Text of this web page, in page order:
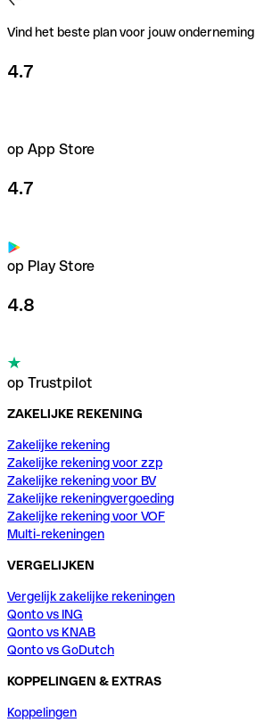
Vind het beste plan voor jouw onderneming
4.7
op App Store
4.7
op Play Store
4.8
op Trustpilot
ZAKELIJKE REKENING
Zakelijke rekening
Zakelijke rekening voor zzp
Zakelijke rekening voor BV
Zakelijke rekeningvergoeding
Zakelijke rekening voor VOF
Multi-rekeningen
VERGELIJKEN
Vergelijk zakelijke rekeningen
Qonto vs ING
Qonto vs KNAB
Qonto vs GoDutch
KOPPELINGEN & EXTRAS
Koppelingen